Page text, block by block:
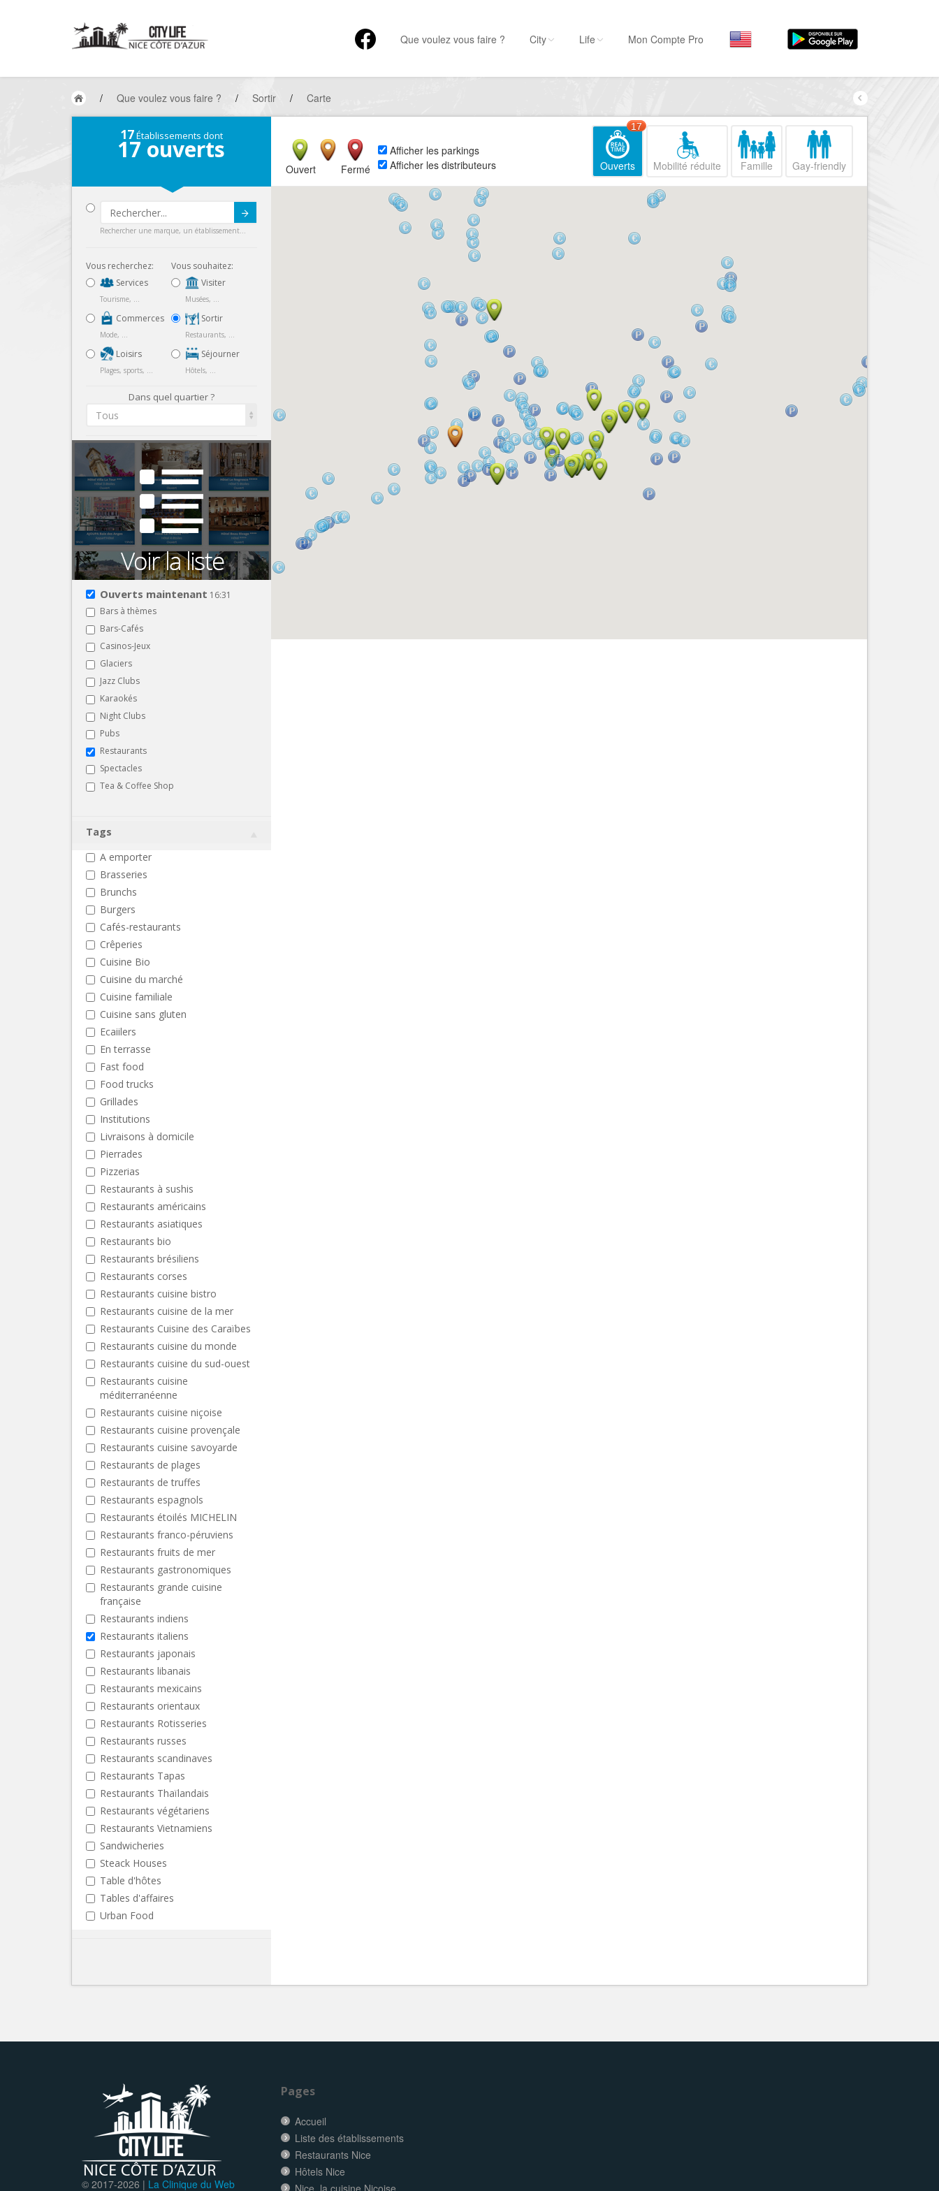
Que voulez vous faire ?
Hôtels, ...
Visiter
Musées, ...
Loisirs
Plages, sports, ...
Services
Par quartiers
Nice Promenade du
Nice le Port
City Life Mon Compte Pro
/ Que voulez vous faire ? / Sortir / Carte
17Établissements dont
17 ouverts
Rechercher une marque, un établissement...
Vous recherchez:
Services
Tourisme, ...
Commerces
Mode, ...
Loisirs
Plages, sports, ...
Vous souhaitez:
Visiter
Musées, ...
Sortir
Restaurants, ...
Séjourner
Hôtels, ...
Dans quel quartier ?
Tous
Ouverts maintenant 16:31
Bars à thèmes
Bars-Cafés
Casinos-Jeux
Glaciers
Jazz Clubs
Karaokés
Night Clubs
Pubs
Restaurants
Spectacles
Tea & Coffee Shop
Tags
A emporter
Brasseries
Brunchs
Burgers
Cafés-restaurants
Crêperies
Cuisine Bio
Cuisine du marché
Cuisine familiale
Cuisine sans gluten
Ecaiilers
En terrasse
Fast food
Food trucks
Grillades
Institutions
Livraisons à domicile
Pierrades
Pizzerias
Restaurants à sushis
Restaurants américains
Restaurants asiatiques
Restaurants bio
Restaurants brésiliens
Restaurants corses
Restaurants cuisine bistro
Restaurants cuisine de la mer
Restaurants Cuisine des Caraïbes
Restaurants cuisine du monde
Restaurants cuisine du sud-ouest
Restaurants cuisine
méditerranéenne
Restaurants cuisine niçoise
Restaurants cuisine provençale
Restaurants cuisine savoyarde
Restaurants de plages
Restaurants de truffes
Restaurants espagnols
Restaurants étoilés MICHELIN
Restaurants franco-péruviens
Restaurants fruits de mer
Restaurants gastronomiques
Restaurants grande cuisine
française
Restaurants indiens
Restaurants italiens
Restaurants japonais
Restaurants libanais
Restaurants mexicains
Restaurants orientaux
Restaurants Rotisseries
Restaurants russes
Restaurants scandinaves
Restaurants Tapas
Restaurants Thaïlandais
Restaurants végétariens
Restaurants Vietnamiens
Sandwicheries
Steack Houses
Table d'hôtes
Tables d'affaires
Urban Food
Afficher les parkings
Afficher les distributeurs
Ouvert Fermé Ouverts
17
Mobilité réduite Famille Gay-friendly
© 2017-2026 | La Clinique du Web
Pages
Accueil
Liste des établissements
Restaurants Nice
Hôtels Nice
Nice, la cuisine Niçoise